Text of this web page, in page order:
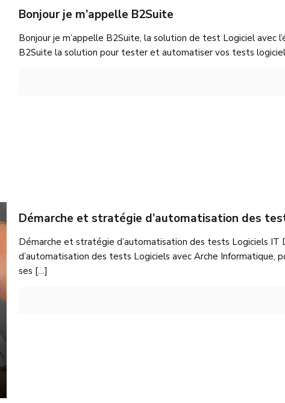
Bonjour je m’appelle B2Suite
Bonjour je m’appelle B2Suite, la solution de test Logiciel avec
B2Suite la solution pour tester et automatiser vos tests
Démarche et stratégie d’automatisation des
Démarche et stratégie d’automatisation des tests Logiciels IT
d’automatisation des tests Logiciels avec Arche Informatique,
ses […]